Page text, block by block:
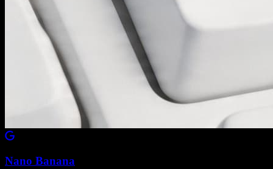
Nano Banana